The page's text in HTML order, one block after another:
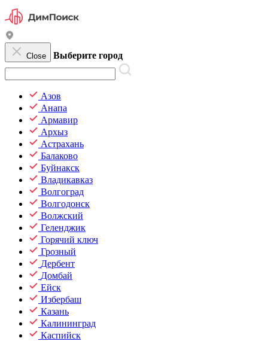
Close Выберите город
Азов
Анапа
Армавир
Архыз
Астрахань
Балаково
Буйнакск
Владикавказ
Волгоград
Волгодонск
Волжский
Геленджик
Горячий ключ
Грозный
Дербент
Домбай
Ейск
Избербаш
Казань
Калининград
Каспийск